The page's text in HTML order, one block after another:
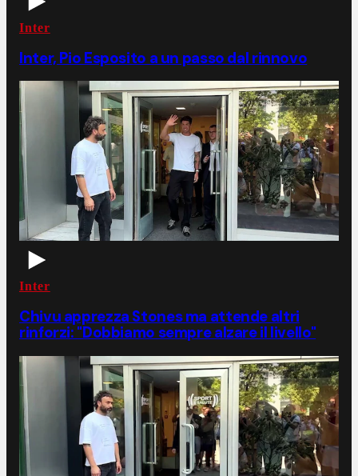
Inter
Inter, Pio Esposito a un passo dal rinnovo
Inter
Chivu apprezza Stones ma attende altri
rinforzi: "Dobbiamo sempre alzare il livello"